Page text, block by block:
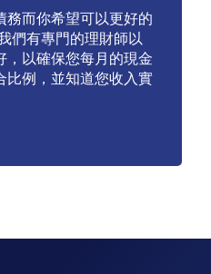
務而你希望可以更好的
們有專門的理財師以
，以確保您每月的現金
比例，並知道您收入實